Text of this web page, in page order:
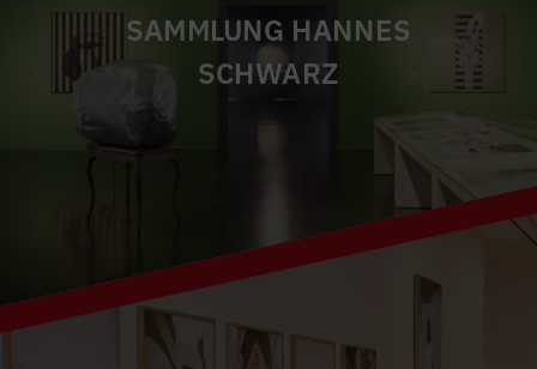
SAMMLUNG HANNES
SCHWARZ